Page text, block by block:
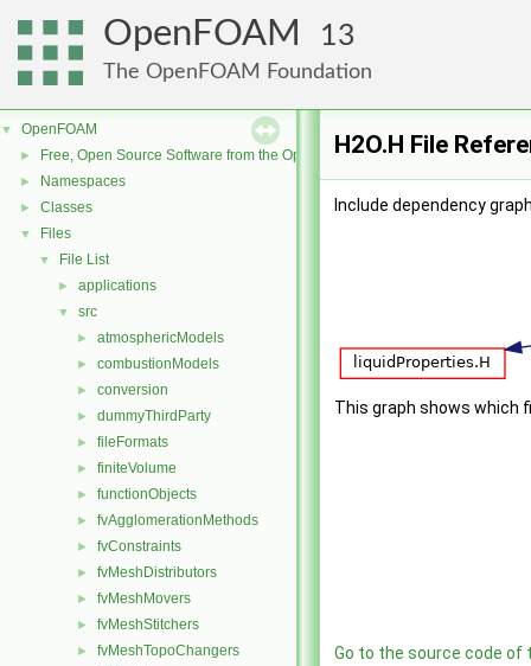
OpenFOAM 13
The OpenFOAM Foundation
▼ OpenFOAM
► Free, Open Source Software from the OpenFOAM Foundation
► Namespaces
► Classes
▼ Files
▼ File List
► applications
▼ src
► atmosphericModels
► combustionModels
► conversion
► dummyThirdParty
► fileFormats
► finiteVolume
► functionObjects
► fvAgglomerationMethods
► fvConstraints
► fvMeshDistributors
► fvMeshMovers
► fvMeshStitchers
► fvMeshTopoChangers
H2O.H File
Include dependency
This graph shows which
Go to the source code of